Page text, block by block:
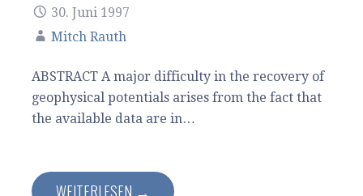
30. Juni 1997
Mitch Rauth
ABSTRACT A major difficulty in the recovery of
geophysical potentials arises from the fact that
the available data are in…
WEITERLESEN →